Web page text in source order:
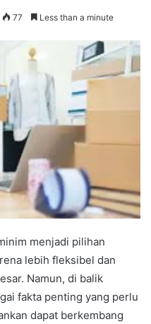
77 Less than a minute
menjadi pilihan
lebih fleksibel dan
Namun, di balik
fakta penting yang perlu
dapat berkembang